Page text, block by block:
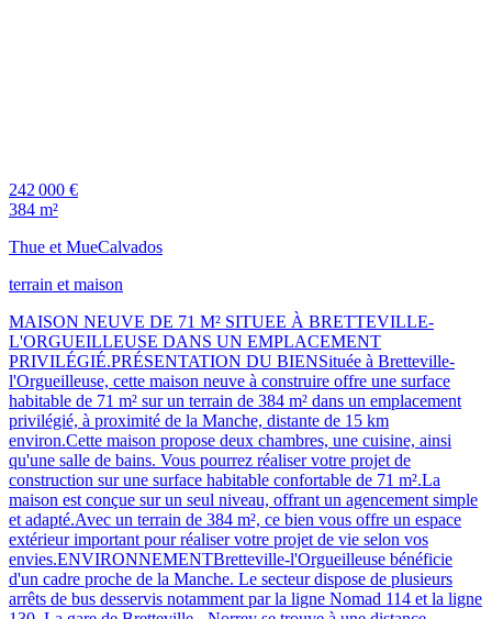
242 000 €
384 m²
Thue et MueCalvados
terrain et maison
MAISON NEUVE DE 71 M² SITUEE À BRETTEVILLE-
L'ORGUEILLEUSE DANS UN EMPLACEMENT
PRIVILÉGIÉ.PRÉSENTATION DU BIENSituée à Bretteville-
l'Orgueilleuse, cette maison neuve à construire offre une surface
habitable de 71 m² sur un terrain de 384 m² dans un emplacement
privilégié, à proximité de la Manche, distante de 15 km
environ.Cette maison propose deux chambres, une cuisine, ainsi
qu'une salle de bains. Vous pourrez réaliser votre projet de
construction sur une surface habitable confortable de 71 m².La
maison est conçue sur un seul niveau, offrant un agencement simple
et adapté.Avec un terrain de 384 m², ce bien vous offre un espace
extérieur important pour réaliser votre projet de vie selon vos
envies.ENVIRONNEMENTBretteville-l'Orgueilleuse bénéficie
d'un cadre proche de la Manche. Le secteur dispose de plusieurs
arrêts de bus desservis notamment par la ligne Nomad 114 et la ligne